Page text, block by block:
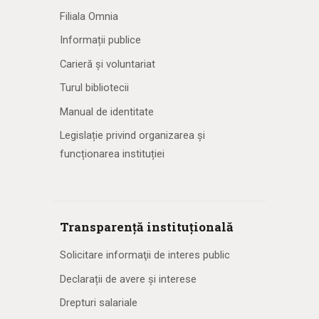
Filiala Omnia
Informații publice
Carieră și voluntariat
Turul bibliotecii
Manual de identitate
Legislație privind organizarea și
funcționarea instituției
Transparență instituțională
Solicitare informaţii de interes public
Declarații de avere și interese
Drepturi salariale